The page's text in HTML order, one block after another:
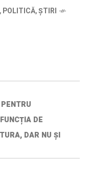
,POLITICĂ,ȘTIRI
DE
DAR NU ȘI